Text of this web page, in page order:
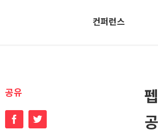
컨퍼런스
공유
FacebookTwitter